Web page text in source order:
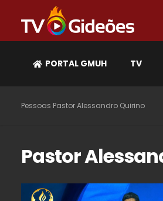
PORTAL GMUH TV
Pessoas Pastor Alessandro Quirino
Pastor